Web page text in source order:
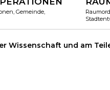
Gemeinde,
Wissenschaft und am